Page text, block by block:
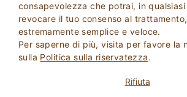
consapevolezza che potrai, in qualsiasi
revocare il tuo consenso al
estremamente semplice e veloce.
Per saperne di più, visita per favore la
sulla Politica sulla riservatezza.
Rifiuta
Maggiori Informazioni
6 RecensioniStruttura